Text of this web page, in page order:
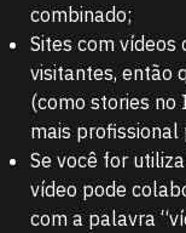
combinado;
Sites com vídeos
visitantes, então
(como stories no
mais profissional
Se você for
vídeo pode
com a palavra